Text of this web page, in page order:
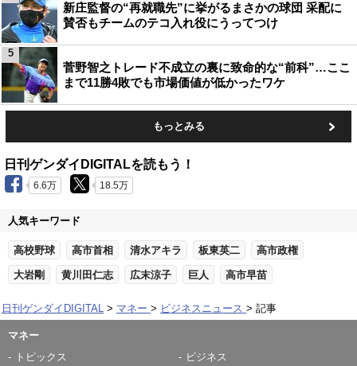
新庄監督の“再就職先”に挙がるまさかの球団 采配に
賛否もチームのテコ入れ役にうってつけ
菅野智之トレード不成立の裏に致命的な“前科”…ここ
まで11勝4敗でも市場価値が低かったワケ
5
もっとみる
日刊ゲンダイDIGITALを読もう！
6.6万 18.5万
人気キーワード
高校野球 高市首相 清水アキラ 板東英二 高市政権
大岩剛 黄川田仁志 広末涼子 巨人 高市早苗
日刊ゲンダイDIGITAL マネー ビジネスニュース 記事
マネー
トピックス
ビジネス